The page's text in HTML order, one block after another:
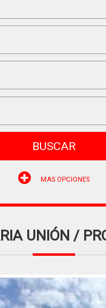
BUSCAR
MAS OPCIONES
UNIÓN /